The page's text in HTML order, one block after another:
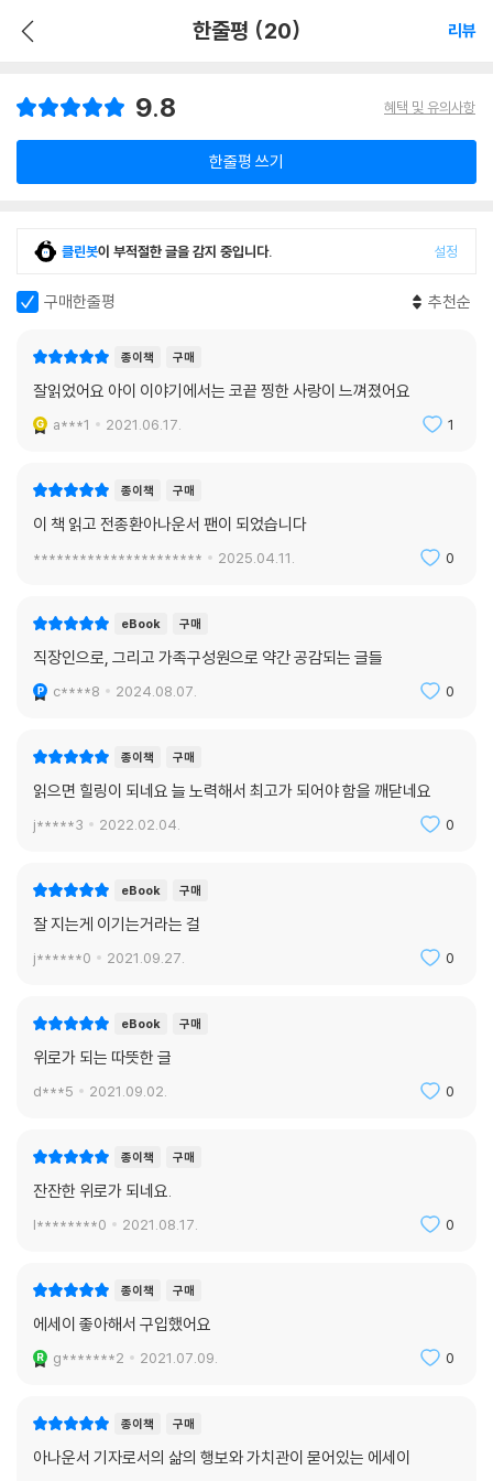
한줄평 (20) 리뷰
9.8 혜택 및 유의사항
한줄평 쓰기
클린봇이 부적절한 글을 감지 중입니다. 설정
구매한줄평 추천순
종이책 구매
잘읽었어요 아이 이야기에서는 코끝 찡한 사랑이 느껴졌어요
a***1 2021.06.17. 1
종이책 구매
이 책 읽고 전종환아나운서 팬이 되었습니다
********************** 2025.04.11. 0
eBook 구매
직장인으로, 그리고 가족구성원으로 약간 공감되는 글들
c****8 2024.08.07. 0
종이책 구매
읽으면 힐링이 되네요 늘 노력해서 최고가 되어야 함을 깨닫네요
j*****3 2022.02.04. 0
eBook 구매
잘 지는게 이기는거라는 걸
j******0 2021.09.27. 0
eBook 구매
위로가 되는 따뜻한 글
d***5 2021.09.02. 0
종이책 구매
잔잔한 위로가 되네요.
l********0 2021.08.17. 0
종이책 구매
에세이 좋아해서 구입했어요
g*******2 2021.07.09. 0
종이책 구매
아나운서 기자로서의 삶의 행보와 가치관이 묻어있는 에세이